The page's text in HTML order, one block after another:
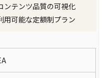
ンテンツ品質の可視化
用可能な定額制プラン